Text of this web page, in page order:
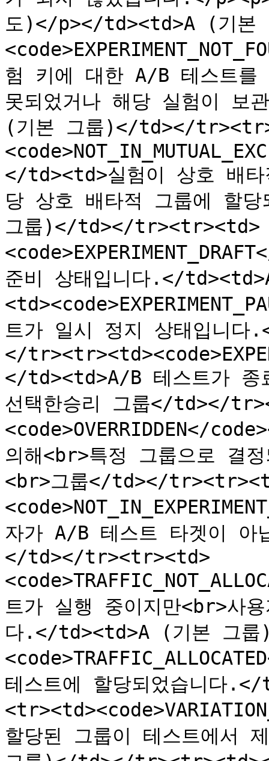
도)</p></td><td>A (기
험 키에 대한 A/B 테스트
못되었거나 해당 실험이
(기본 그룹)</td></
</td><td>실험이 상호 배타
당 상호 배타적 그룹에 할
그룹)</td></tr><tr><td>
준비 상태입니다.</
트가 일시 정지 상태입니
</
</td><td>A/B 테스트가 종
선택한승리 그룹</td></
<code>OVERRIDDEN</
의해<br>특정 그룹으로 결
<br>그룹</td></
자가 A/B 테스트 타겟이
</td></tr><tr><td>
트가 실행 중이지만<br>사
다.</td><td>A (기본 그
테스트에 할당되었습니다
할당된 그룹이 테스트에서